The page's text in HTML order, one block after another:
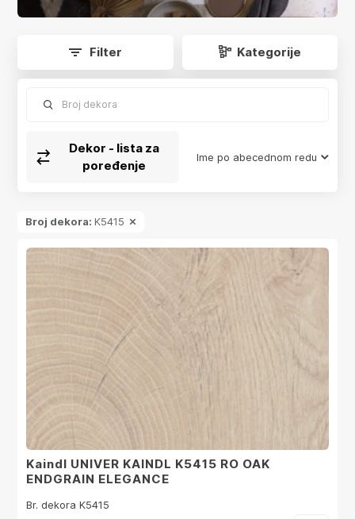
Filter Kategorije
Broj dekora
Dekor - lista za
poređenje
Ime po abecednom redu
Broj dekora: K5415
Kaindl UNIVER KAINDL K5415 RO OAK
ENDGRAIN ELEGANCE
Br. dekora K5415